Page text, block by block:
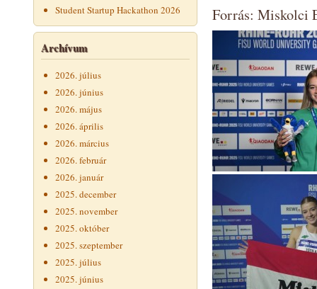
Student Startup Hackathon 2026
Archívum
2026. július
2026. június
2026. május
2026. április
2026. március
2026. február
2026. január
2025. december
2025. november
2025. október
2025. szeptember
2025. július
2025. június
Forrás: Miskolci